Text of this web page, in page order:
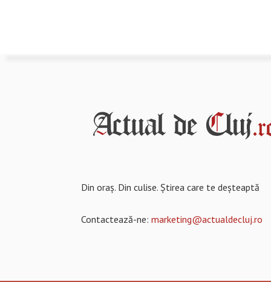
Din oraș. Din culise. Știrea care te deșteaptă
Contactează-ne: marketing@actualdecluj.ro